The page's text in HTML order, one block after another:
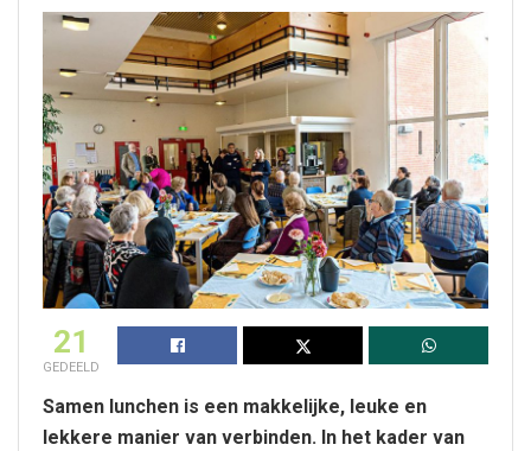
21
GEDEELD
Samen lunchen is een makkelijke, leuke en
lekkere manier van verbinden. In het kader van